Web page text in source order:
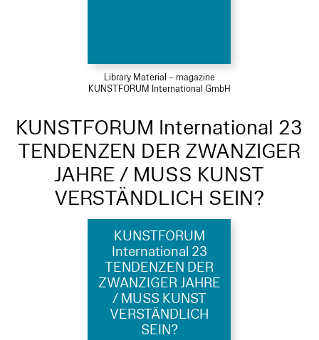
Library Material – magazine
KUNSTFORUM International GmbH
KUNSTFORUM International 23
TENDENZEN DER ZWANZIGER
JAHRE / MUSS KUNST
VERSTÄNDLICH SEIN?
KUNSTFORUM
International 23
TENDENZEN DER
ZWANZIGER JAHRE
/ MUSS KUNST
VERSTÄNDLICH
SEIN?